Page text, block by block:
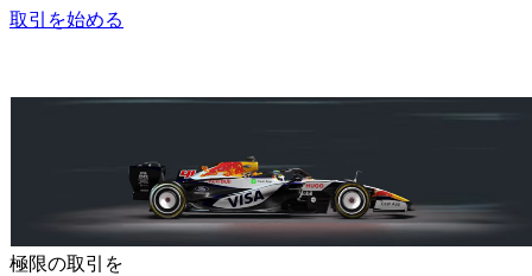
取引を始める
極限の取引を